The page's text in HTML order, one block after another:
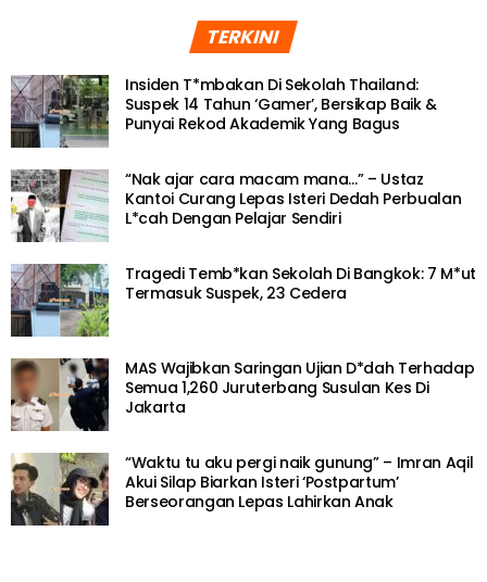
TERKINI
Insiden T*mbakan Di Sekolah Thailand:
Suspek 14 Tahun ‘Gamer’, Bersikap Baik &
Punyai Rekod Akademik Yang Bagus
“Nak ajar cara macam mana…” – Ustaz
Kantoi Curang Lepas Isteri Dedah Perbualan
L*cah Dengan Pelajar Sendiri
Tragedi Temb*kan Sekolah Di Bangkok: 7 M*ut
Termasuk Suspek, 23 Cedera
MAS Wajibkan Saringan Ujian D*dah Terhadap
Semua 1,260 Juruterbang Susulan Kes Di
Jakarta
“Waktu tu aku pergi naik gunung” – Imran Aqil
Akui Silap Biarkan Isteri ‘Postpartum’
Berseorangan Lepas Lahirkan Anak